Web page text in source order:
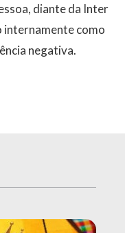
diante da Inter
como
negativa.